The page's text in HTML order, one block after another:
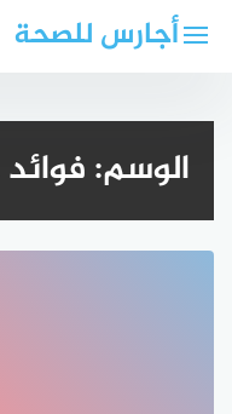
أجارس للصحة
الوسم: